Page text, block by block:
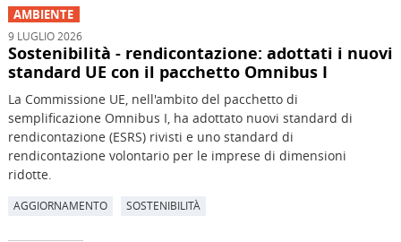
AMBIENTE
9 LUGLIO 2026
Sostenibilità - rendicontazione: adottati i nuovi
standard UE con il pacchetto Omnibus I
La Commissione UE, nell'ambito del pacchetto di
semplificazione Omnibus I, ha adottato nuovi standard di
rendicontazione (ESRS) rivisti e uno standard di
rendicontazione volontario per le imprese di dimensioni
ridotte.
AGGIORNAMENTO SOSTENIBILITÀ